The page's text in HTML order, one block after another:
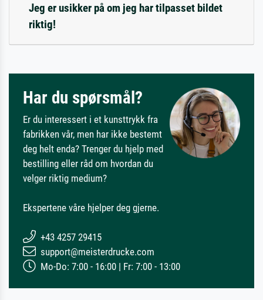
Jeg er usikker på om jeg har tilpasset bildet
riktig!
Har du spørsmål?
Er du interessert i et kunsttrykk fra
fabrikken vår, men har ikke bestemt
deg helt enda? Trenger du hjelp med
bestilling eller råd om hvordan du
velger riktig medium?
Ekspertene våre hjelper deg gjerne.
+43 4257 29415
support@meisterdrucke.com
Mo-Do: 7:00 - 16:00 | Fr: 7:00 - 13:00